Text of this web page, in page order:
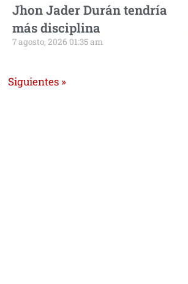
Jhon Jader Durán tendría
más disciplina
7 agosto, 2026 01:35 am
Siguientes »